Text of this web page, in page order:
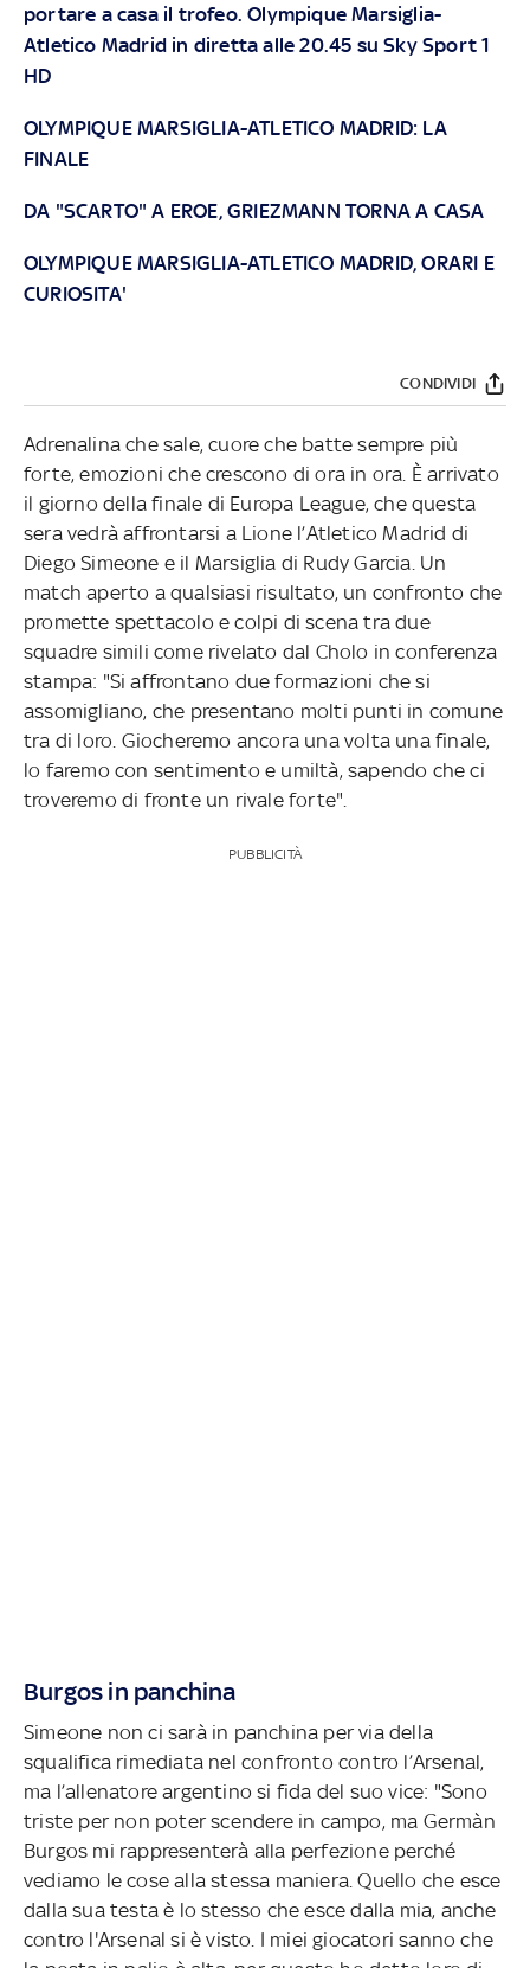
portare a casa il trofeo.Olympique Marsiglia-
Atletico Madrid in diretta alle 20.45 su Sky Sport 1
HD
OLYMPIQUE MARSIGLIA-ATLETICO MADRID: LA
FINALE
DA "SCARTO" A EROE, GRIEZMANN TORNA A CASA
OLYMPIQUE MARSIGLIA-ATLETICO MADRID, ORARI E
CURIOSITA'
CONDIVIDI
Adrenalina che sale, cuore che batte sempre più
forte, emozioni che crescono di ora in ora. È arrivato
il giorno della finale di Europa League, che questa
sera vedrà affrontarsi a Lione l’Atletico Madrid di
Diego Simeone e il Marsiglia di Rudy Garcia. Un
match aperto a qualsiasi risultato, un confronto che
promette spettacolo e colpi di scena tra due
squadre simili come rivelato dal Cholo in conferenza
stampa: "Si affrontano due formazioni che si
assomigliano, che presentano molti punti in comune
tra di loro. Giocheremo ancora una volta una finale,
lo faremo con sentimento e umiltà, sapendo che ci
troveremo di fronte un rivale forte".
PUBBLICITÀ
Burgos in panchina
Simeone non ci sarà in panchina per via della
squalifica rimediata nel confronto contro l’Arsenal,
ma l’allenatore argentino si fida del suo vice: "Sono
triste per non poter scendere in campo, ma Germàn
Burgos mi rappresenterà alla perfezione perché
vediamo le cose alla stessa maniera. Quello che esce
dalla sua testa è lo stesso che esce dalla mia, anche
contro l'Arsenal si è visto. I miei giocatori sanno che